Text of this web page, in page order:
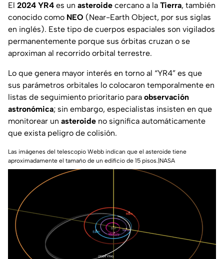
El 2024 YR4 es un asteroide cercano a la Tierra, también
conocido como NEO (Near-Earth Object, por sus siglas
en inglés). Este tipo de cuerpos espaciales son vigilados
permanentemente porque sus órbitas cruzan o se
aproximan al recorrido orbital terrestre.
Lo que genera mayor interés en torno al “YR4” es que
sus parámetros orbitales lo colocaron temporalmente en
listas de seguimiento prioritario para observación
astronómica; sin embargo, especialistas insisten en que
monitorear un asteroide no significa automáticamente
que exista peligro de colisión.
Las imágenes del telescopio Webb indican que el asteroide tiene
aproximadamente el tamaño de un edificio de 15 pisos.|NASA